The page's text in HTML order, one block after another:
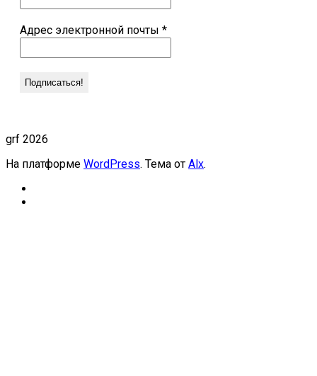
Адрес электронной почты *
grf 2026
На платформе WordPress. Тема от Alx.